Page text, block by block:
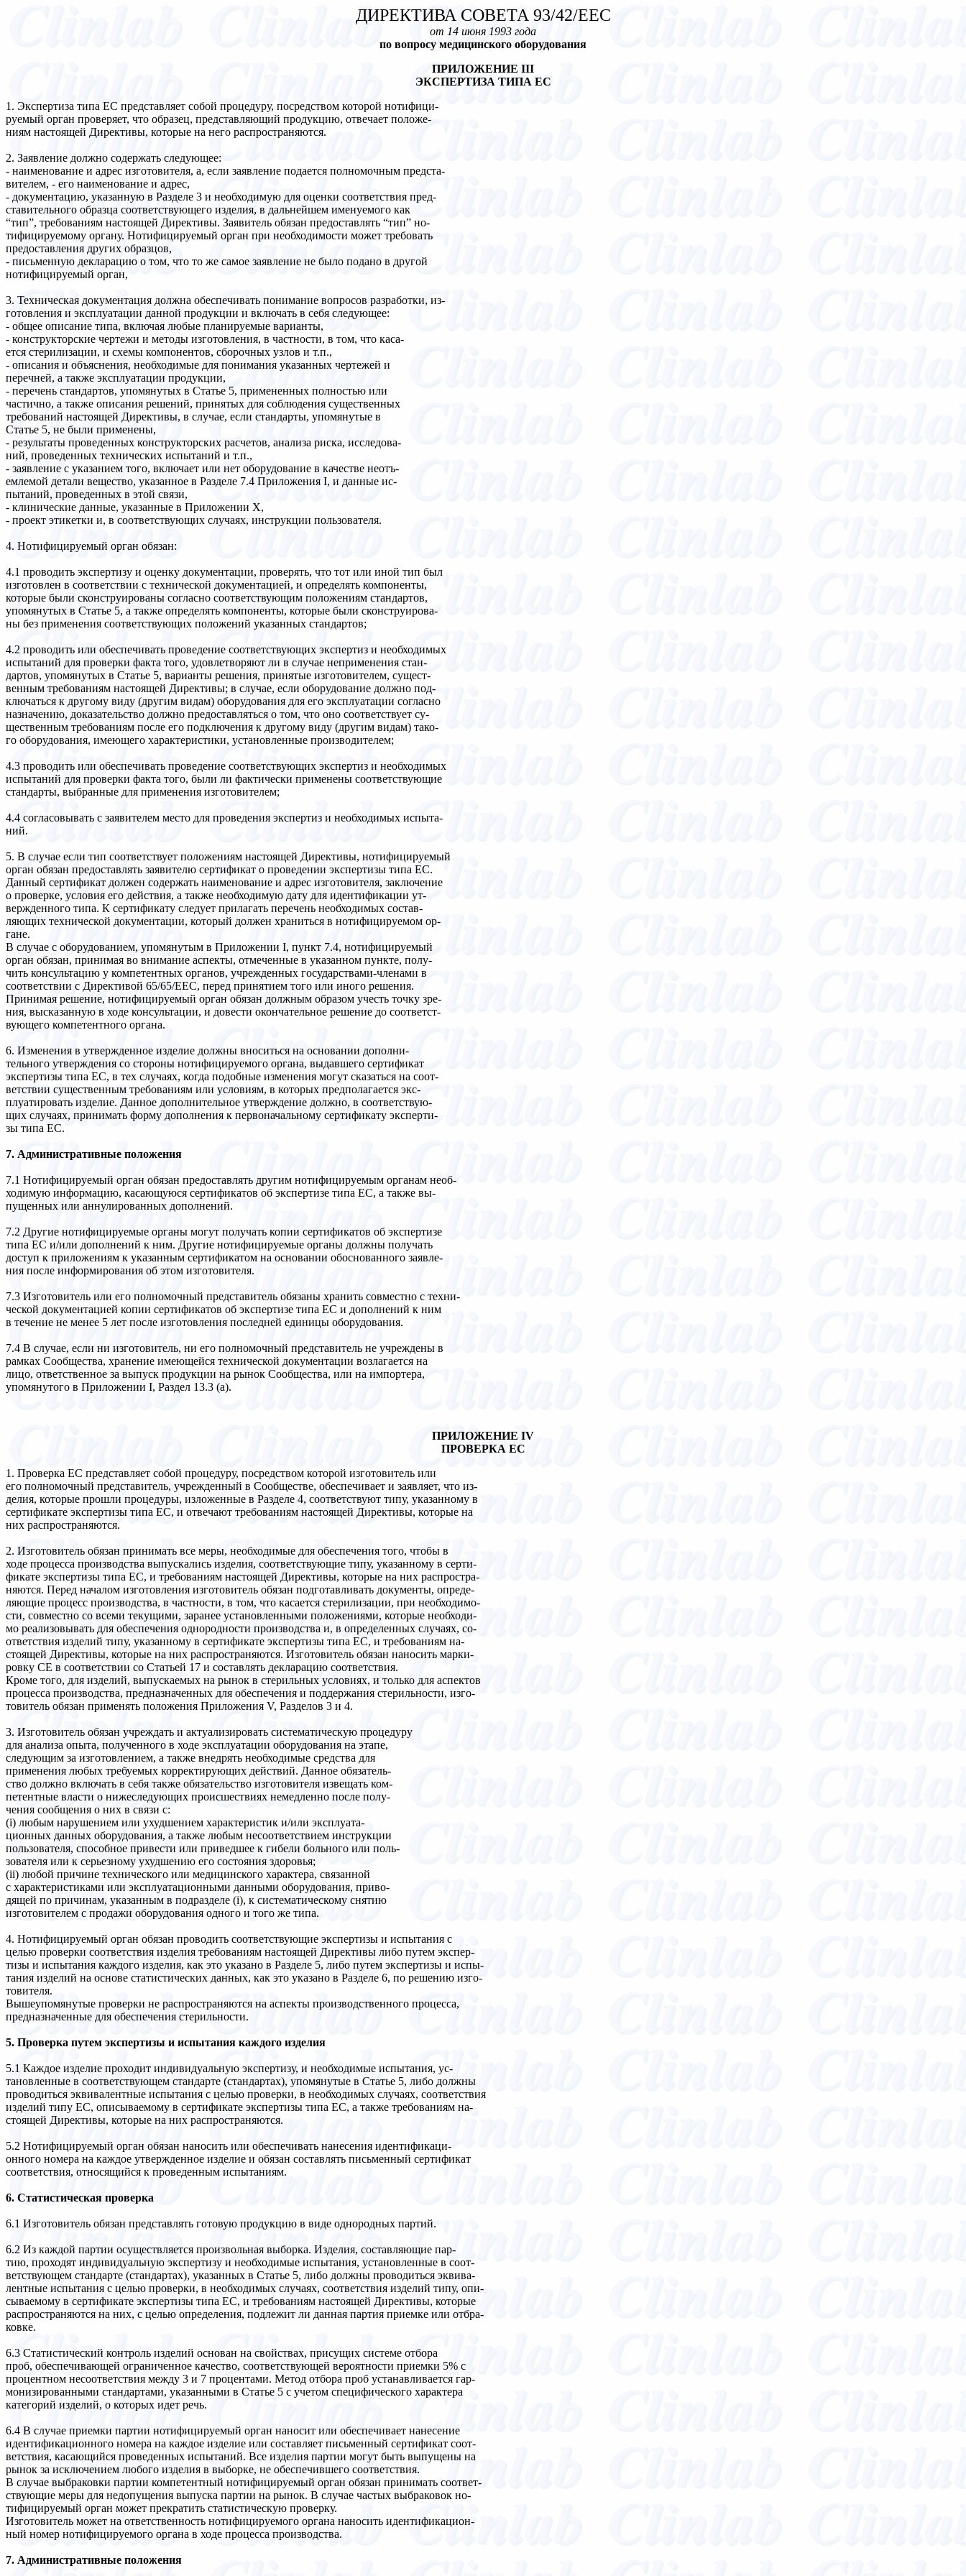
ДИРЕКТИВА СОВЕТА 93/42/ЕЕС
от 14 июня 1993 года
по вопросу медицинского оборудования
ПРИЛОЖЕНИЕ III
ЭКСПЕРТИЗА ТИПА ЕС
1. Экспертиза типа ЕС представляет собой процедуру, посредством которой нотифици-
руемый орган проверяет, что образец, представляющий продукцию, отвечает положе-
ниям настоящей Директивы, которые на него распространяются.
2. Заявление должно содержать следующее:
- наименование и адрес изготовителя, а, если заявление подается полномочным предста-
вителем, - его наименование и адрес,
- документацию, указанную в Разделе 3 и необходимую для оценки соответствия пред-
ставительного образца соответствующего изделия, в дальнейшем именуемого как
“тип”, требованиям настоящей Директивы. Заявитель обязан предоставлять “тип” но-
тифицируемому органу. Нотифицируемый орган при необходимости может требовать
предоставления других образцов,
- письменную декларацию о том, что то же самое заявление не было подано в другой
нотифицируемый орган,
3. Техническая документация должна обеспечивать понимание вопросов разработки, из-
готовления и эксплуатации данной продукции и включать в себя следующее:
- общее описание типа, включая любые планируемые варианты,
- конструкторские чертежи и методы изготовления, в частности, в том, что каса-
ется стерилизации, и схемы компонентов, сборочных узлов и т.п.,
- описания и объяснения, необходимые для понимания указанных чертежей и
перечней, а также эксплуатации продукции,
- перечень стандартов, упомянутых в Статье 5, примененных полностью или
частично, а также описания решений, принятых для соблюдения существенных
требований настоящей Директивы, в случае, если стандарты, упомянутые в
Статье 5, не были применены,
- результаты проведенных конструкторских расчетов, анализа риска, исследова-
ний, проведенных технических испытаний и т.п.,
- заявление с указанием того, включает или нет оборудование в качестве неотъ-
емлемой детали вещество, указанное в Разделе 7.4 Приложения I, и данные ис-
пытаний, проведенных в этой связи,
- клинические данные, указанные в Приложении Х,
- проект этикетки и, в соответствующих случаях, инструкции пользователя.
4. Нотифицируемый орган обязан:
4.1 проводить экспертизу и оценку документации, проверять, что тот или иной тип был
изготовлен в соответствии с технической документацией, и определять компоненты,
которые были сконструированы согласно соответствующим положениям стандартов,
упомянутых в Статье 5, а также определять компоненты, которые были сконструирова-
ны без применения соответствующих положений указанных стандартов;
4.2 проводить или обеспечивать проведение соответствующих экспертиз и необходимых
испытаний для проверки факта того, удовлетворяют ли в случае неприменения стан-
дартов, упомянутых в Статье 5, варианты решения, принятые изготовителем, сущест-
венным требованиям настоящей Директивы; в случае, если оборудование должно под-
ключаться к другому виду (другим видам) оборудования для его эксплуатации согласно
назначению, доказательство должно предоставляться о том, что оно соответствует су-
щественным требованиям после его подключения к другому виду (другим видам) тако-
го оборудования, имеющего характеристики, установленные производителем;
4.3 проводить или обеспечивать проведение соответствующих экспертиз и необходимых
испытаний для проверки факта того, были ли фактически применены соответствующие
стандарты, выбранные для применения изготовителем;
4.4 согласовывать с заявителем место для проведения экспертиз и необходимых испыта-
ний.
5. В случае если тип соответствует положениям настоящей Директивы, нотифицируемый
орган обязан предоставлять заявителю сертификат о проведении экспертизы типа ЕС.
Данный сертификат должен содержать наименование и адрес изготовителя, заключение
о проверке, условия его действия, а также необходимую дату для идентификации ут-
вержденного типа. К сертификату следует прилагать перечень необходимых состав-
ляющих технической документации, который должен храниться в нотифицируемом ор-
гане.
В случае с оборудованием, упомянутым в Приложении I, пункт 7.4, нотифицируемый
орган обязан, принимая во внимание аспекты, отмеченные в указанном пункте, полу-
чить консультацию у компетентных органов, учрежденных государствами-членами в
соответствии с Директивой 65/65/ЕЕС, перед принятием того или иного решения.
Принимая решение, нотифицируемый орган обязан должным образом учесть точку зре-
ния, высказанную в ходе консультации, и довести окончательное решение до соответст-
вующего компетентного органа.
6. Изменения в утвержденное изделие должны вноситься на основании дополни-
тельного утверждения со стороны нотифицируемого органа, выдавшего сертификат
экспертизы типа ЕС, в тех случаях, когда подобные изменения могут сказаться на соот-
ветствии существенным требованиям или условиям, в которых предполагается экс-
плуатировать изделие. Данное дополнительное утверждение должно, в соответствую-
щих случаях, принимать форму дополнения к первоначальному сертификату эксперти-
зы типа ЕС.
7. Административные положения
7.1 Нотифицируемый орган обязан предоставлять другим нотифицируемым органам необ-
ходимую информацию, касающуюся сертификатов об экспертизе типа ЕС, а также вы-
пущенных или аннулированных дополнений.
7.2 Другие нотифицируемые органы могут получать копии сертификатов об экспертизе
типа ЕС и/или дополнений к ним. Другие нотифицируемые органы должны получать
доступ к приложениям к указанным сертификатом на основании обоснованного заявле-
ния после информирования об этом изготовителя.
7.3 Изготовитель или его полномочный представитель обязаны хранить совместно с техни-
ческой документацией копии сертификатов об экспертизе типа ЕС и дополнений к ним
в течение не менее 5 лет после изготовления последней единицы оборудования.
7.4 В случае, если ни изготовитель, ни его полномочный представитель не учреждены в
рамках Сообщества, хранение имеющейся технической документации возлагается на
лицо, ответственное за выпуск продукции на рынок Сообщества, или на импортера,
упомянутого в Приложении I, Раздел 13.3 (а).
ПРИЛОЖЕНИЕ IV
ПРОВЕРКА ЕС
1. Проверка ЕС представляет собой процедуру, посредством которой изготовитель или
его полномочный представитель, учрежденный в Сообществе, обеспечивает и заявляет, что из-
делия, которые прошли процедуры, изложенные в Разделе 4, соответствуют типу, указанному в
сертификате экспертизы типа ЕС, и отвечают требованиям настоящей Директивы, которые на
них распространяются.
2. Изготовитель обязан принимать все меры, необходимые для обеспечения того, чтобы в
ходе процесса производства выпускались изделия, соответствующие типу, указанному в серти-
фикате экспертизы типа ЕС, и требованиям настоящей Директивы, которые на них распростра-
няются. Перед началом изготовления изготовитель обязан подготавливать документы, опреде-
ляющие процесс производства, в частности, в том, что касается стерилизации, при необходимо-
сти, совместно со всеми текущими, заранее установленными положениями, которые необходи-
мо реализовывать для обеспечения однородности производства и, в определенных случаях, со-
ответствия изделий типу, указанному в сертификате экспертизы типа ЕС, и требованиям на-
стоящей Директивы, которые на них распространяются. Изготовитель обязан наносить марки-
ровку СЕ в соответствии со Статьей 17 и составлять декларацию соответствия.
Кроме того, для изделий, выпускаемых на рынок в стерильных условиях, и только для аспектов
процесса производства, предназначенных для обеспечения и поддержания стерильности, изго-
товитель обязан применять положения Приложения V, Разделов 3 и 4.
3. Изготовитель обязан учреждать и актуализировать систематическую процедуру
для анализа опыта, полученного в ходе эксплуатации оборудования на этапе,
следующим за изготовлением, а также внедрять необходимые средства для
применения любых требуемых корректирующих действий. Данное обязатель-
ство должно включать в себя также обязательство изготовителя извещать ком-
петентные власти о нижеследующих происшествиях немедленно после полу-
чения сообщения о них в связи с:
(i) любым нарушением или ухудшением характеристик и/или эксплуата-
ционных данных оборудования, а также любым несоответствием инструкции
пользователя, способное привести или приведшее к гибели больного или поль-
зователя или к серьезному ухудшению его состояния здоровья;
(ii) любой причине технического или медицинского характера, связанной
с характеристиками или эксплуатационными данными оборудования, приво-
дящей по причинам, указанным в подразделе (i), к систематическому снятию
изготовителем с продажи оборудования одного и того же типа.
4. Нотифицируемый орган обязан проводить соответствующие экспертизы и испытания с
целью проверки соответствия изделия требованиям настоящей Директивы либо путем экспер-
тизы и испытания каждого изделия, как это указано в Разделе 5, либо путем экспертизы и испы-
тания изделий на основе статистических данных, как это указано в Разделе 6, по решению изго-
товителя.
Вышеупомянутые проверки не распространяются на аспекты производственного процесса,
предназначенные для обеспечения стерильности.
5. Проверка путем экспертизы и испытания каждого изделия
5.1 Каждое изделие проходит индивидуальную экспертизу, и необходимые испытания, ус-
тановленные в соответствующем стандарте (стандартах), упомянутые в Статье 5, либо должны
проводиться эквивалентные испытания с целью проверки, в необходимых случаях, соответствия
изделий типу ЕС, описываемому в сертификате экспертизы типа ЕС, а также требованиям на-
стоящей Директивы, которые на них распространяются.
5.2 Нотифицируемый орган обязан наносить или обеспечивать нанесения идентификаци-
онного номера на каждое утвержденное изделие и обязан составлять письменный сертификат
соответствия, относящийся к проведенным испытаниям.
6. Статистическая проверка
6.1 Изготовитель обязан представлять готовую продукцию в виде однородных партий.
6.2 Из каждой партии осуществляется произвольная выборка. Изделия, составляющие пар-
тию, проходят индивидуальную экспертизу и необходимые испытания, установленные в соот-
ветствующем стандарте (стандартах), указанных в Статье 5, либо должны проводиться эквива-
лентные испытания с целью проверки, в необходимых случаях, соответствия изделий типу, опи-
сываемому в сертификате экспертизы типа ЕС, и требованиям настоящей Директивы, которые
распространяются на них, с целью определения, подлежит ли данная партия приемке или отбра-
ковке.
6.3 Статистический контроль изделий основан на свойствах, присущих системе отбора
проб, обеспечивающей ограниченное качество, соответствующей вероятности приемки 5% с
процентном несоответствия между 3 и 7 процентами. Метод отбора проб устанавливается гар-
монизированными стандартами, указанными в Статье 5 с учетом специфического характера
категорий изделий, о которых идет речь.
6.4 В случае приемки партии нотифицируемый орган наносит или обеспечивает нанесение
идентификационного номера на каждое изделие или составляет письменный сертификат соот-
ветствия, касающийся проведенных испытаний. Все изделия партии могут быть выпущены на
рынок за исключением любого изделия в выборке, не обеспечившего соответствия.
В случае выбраковки партии компетентный нотифицируемый орган обязан принимать соответ-
ствующие меры для недопущения выпуска партии на рынок. В случае частых выбраковок но-
тифицируемый орган может прекратить статистическую проверку.
Изготовитель может на ответственность нотифицируемого органа наносить идентификацион-
ный номер нотифицируемого органа в ходе процесса производства.
7. Административные положения